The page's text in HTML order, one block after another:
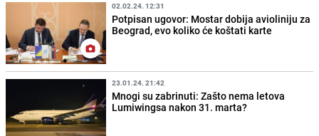
02.02.24. 12:31
Potpisan ugovor: Mostar dobija avioliniju za
Beograd, evo koliko će koštati karte
23.01.24. 21:42
Mnogi su zabrinuti: Zašto nema letova
Lumiwingsa nakon 31. marta?